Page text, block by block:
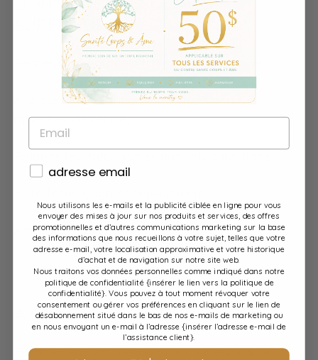
SUPÉRIEURS
Respecte le corps en transition hormonale
Agit sur l’inflammation et le stress (causes
majeures du ventre)
Améliore le bien-être, l’énergie et la silhouette
À QUI S’ADRESSE CETTE CURE ?
Femmes en péri-ménopause ou ménopause
consentement
adresse email
Nous utilisons les e-mails et la publicité ciblée en ligne pour vous
envoyer des mises à jour sur nos produits et services, des offres
promotionnelles et d’autres communications marketing sur la base
des informations que nous recueillons à votre sujet, telles que votre
adresse e-mail, votre localisation approximative et votre historique
d’achat et de navigation sur notre site web.
Nous traitons vos données personnelles comme indiqué dans notre
politique de confidentialité {insérer le lien vers la politique de
confidentialité}. Vous pouvez à tout moment révoquer votre
consentement ou gérer vos préférences en cliquant sur le lien de
désabonnement situé dans le bas de nos e-mails de marketing ou
en nous envoyant un e-mail à l’adresse {insérer l’adresse e-mail de
l’assistance client}.